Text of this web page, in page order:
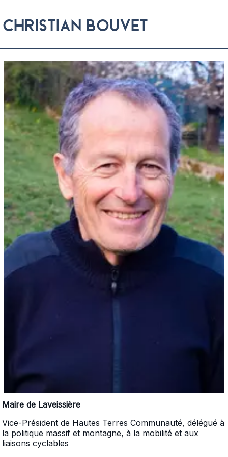
Christian Bouvet
Maire de Laveissière
Vice-Président de Hautes Terres Communauté, délégué à
la politique massif et montagne, à la mobilité et aux
liaisons cyclables